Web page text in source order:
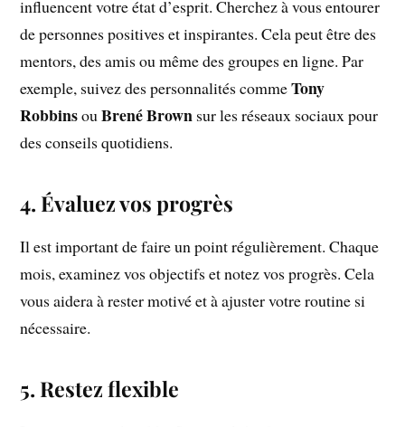
influencent votre état d’esprit. Cherchez à vous entourer
de personnes positives et inspirantes. Cela peut être des
mentors, des amis ou même des groupes en ligne. Par
exemple, suivez des personnalités commeTony
RobbinsouBrené Brown sur les réseaux sociaux pour
des conseils quotidiens.
4. Évaluez vos progrès
Il est important de faire un point régulièrement. Chaque
mois, examinez vos objectifs et notez vos progrès. Cela
vous aidera à rester motivé et à ajuster votre routine si
nécessaire.
5. Restez flexible